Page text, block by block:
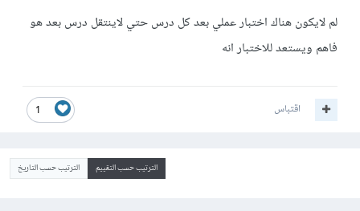
لم لايكون هناك اختبار عملي بعد كل درس حتي لاينتقل درس بعد هو
فاهم ويستعد للاختبار انه
1 اقتباس
الترتيب حسب التقييم الترتيب حسب التاريخ